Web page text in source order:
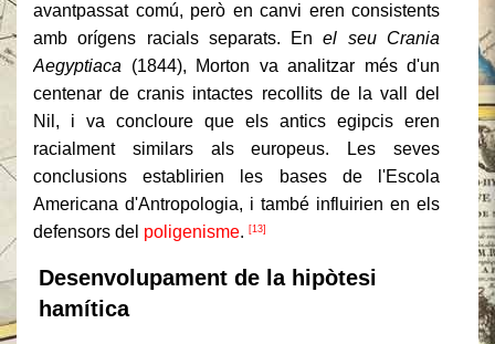
avantpassat comú, però en canvi eren consistents
amb orígens racials separats. Enel seu Crania
Aegyptiaca (1844), Morton va analitzar més d'un
centenar de cranis intactes recollits de la vall del
Nil, i va concloure que els antics egipcis eren
racialment similars als europeus. Les seves
conclusions establirien les bases de l'Escola
Americana d'Antropologia, i també influirien en els
defensors del poligenisme. [13]
Desenvolupament de la hipòtesi
hamítica